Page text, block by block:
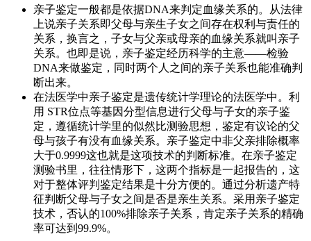
亲子鉴定一般都是依据DNA来判定血缘关系的。从法律
上说亲子关系即父母与亲生子女之间存在权利与责任的
关系，换言之，子女与父亲或母亲的血缘关系就叫亲子
关系。也即是说，亲子鉴定经历科学的主意——检验
DNA来做鉴定，同时两个人之间的亲子关系也能准确判
断出来。
在法医学中亲子鉴定是遗传统计学理论的法医学中。利
用 STR位点等基因分型信息进行父母与子女的亲子鉴
定，遵循统计学里的似然比测验思想，鉴定有议论的父
母与孩子有没有血缘关系。亲子鉴定中非父亲排除概率
大于0.9999这也就是这项技术的判断标准。在亲子鉴定
测验书里，往往情形下，这两个指标是一起报告的，这
对于整体评判鉴定结果是十分方便的。通过分析遗产特
征判断父母与子女之间是否是亲生关系。采用亲子鉴定
技术，否认的100%排除亲子关系，肯定亲子关系的精确
率可达到99.9%。